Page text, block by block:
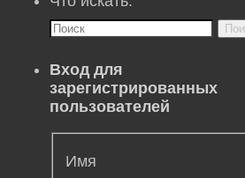
Вход для
зарегистрированных
пользователей
Имя